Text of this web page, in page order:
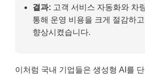
결과: 고객 서비스 자동화와 차
통해 운영 비용을 크게 절감하
향상시켰습니다.
이처럼 국내 기업들은 생성형 AI를